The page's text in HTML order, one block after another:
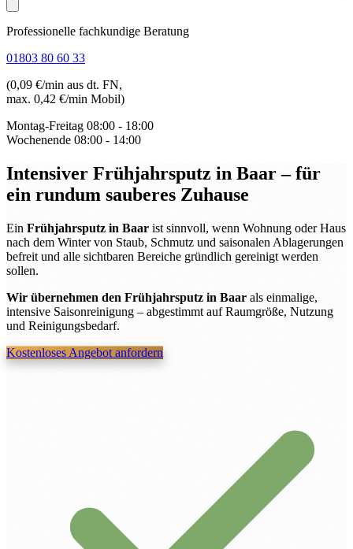
Professionelle fachkundige Beratung
01803 80 60 33
(0,09 €/min aus dt. FN,
max. 0,42 €/min Mobil)
Montag-Freitag 08:00 - 18:00
Wochenende 08:00 - 14:00
Intensiver Frühjahrsputz in Baar– für
ein rundum sauberes Zuhause
Ein Frühjahrsputz in Baar ist sinnvoll, wenn Wohnung oder Haus
nach dem Winter von Staub, Schmutz und saisonalen Ablagerungen
befreit und alle sichtbaren Bereiche gründlich gereinigt werden
sollen.
Wir übernehmen den Frühjahrsputz in Baar als einmalige,
intensive Saisonreinigung – abgestimmt auf Raumgröße, Nutzung
und Reinigungsbedarf.
Kostenloses Angebot anfordern